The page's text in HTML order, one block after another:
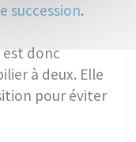
succession.
donc
à deux. Elle
pour éviter